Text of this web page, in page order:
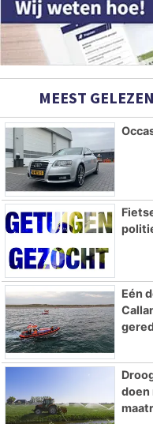
MEEST GELEZEN
Eén
doen